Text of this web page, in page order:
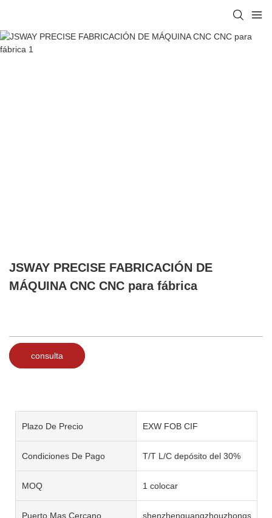
JSWAY PRECISE FABRICACIÓN DE
MÁQUINA CNC CNC para fábrica
consulta
Plazo De Precio EXW FOB CIF
Condiciones De Pago T/T L/C depósito del 30%
MOQ 1 colocar
Puerto Mas Cercano shenzhenguangzhouzhongshan